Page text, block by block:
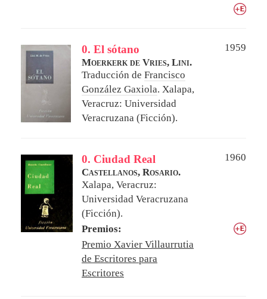
0. El sótano
1959
Moerkerk de Vries, Lini.
Traducción de Francisco
González Gaxiola. Xalapa,
Veracruz: Universidad
Veracruzana (Ficción).
0. Ciudad Real
1960
Castellanos, Rosario.
Xalapa, Veracruz:
Universidad Veracruzana
(Ficción).
Premios:
Premio Xavier Villaurrutia
de Escritores para
Escritores